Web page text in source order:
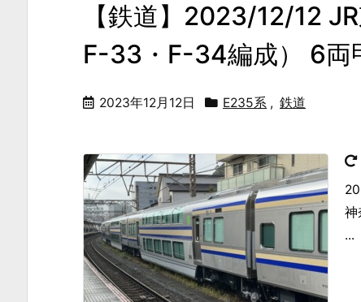
【鉄道】2023/12/12
F-33・F-34編成） 6両
2023年12月12日 E235系 , 鉄道
神
...